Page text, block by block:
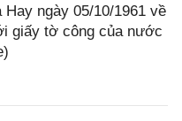
ngày 05/10/1961 về
giấy tờ công của nước